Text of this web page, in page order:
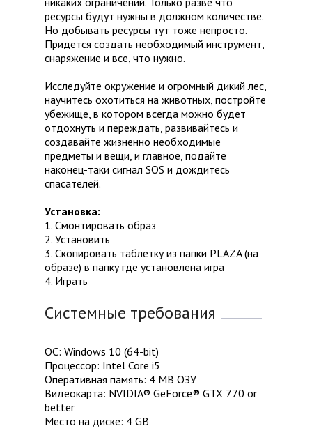
ресурсы будут нужны в должном количестве.
Но добывать ресурсы тут тоже непросто.
Придется создать необходимый инструмент,
снаряжение и все, что нужно.
Исследуйте окружение и огромный дикий лес,
научитесь охотиться на животных, постройте
убежище, в котором всегда можно будет
отдохнуть и переждать, развивайтесь и
создавайте жизненно необходимые
предметы и вещи, и главное, подайте
наконец-таки сигнал SOS и дождитесь
спасателей.
Установка:
1. Смонтировать образ
2. Установить
3. Скопировать таблетку из папки PLAZA (на
образе) в папку где установлена игра
4. Играть
Системные требования
ОС: Windows 10 (64-bit)
Процессор: Intel Core i5
Оперативная память: 4 MB ОЗУ
Видеокарта: NVIDIA® GeForce® GTX 770 or
better
Место на диске: 4 GB